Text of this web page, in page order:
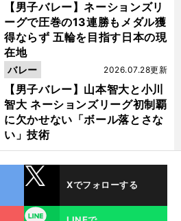
【男子バレー】ネーションズリ
ーグで圧巻の13連勝もメダル獲
得ならず 五輪を目指す日本の現
在地
【男子バレー】山本智大と小川
智大 ネーションズリーグ初制覇
に欠かせない「ボール落とさな
い」技術
2026.07.28更新
バレー
Xでフォローする
LINE